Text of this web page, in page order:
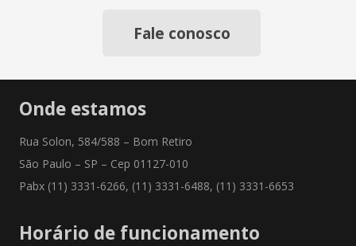
Fale conosco
Onde estamos
Rua Solon, 584/588 – Bom Retiro
São Paulo – SP – Cep 01127-010
Pabx (11) 3331-6266, (11) 3331-6488, (11) 3331-6653
Horário de funcionamento